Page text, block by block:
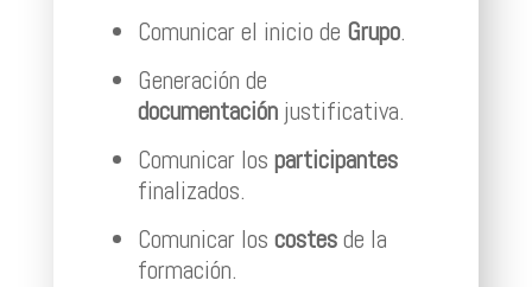
Comunicar el inicio de Grupo.
Generación de
documentación justificativa.
Comunicar losparticipantes
finalizados.
Comunicar loscostesde la
formación.